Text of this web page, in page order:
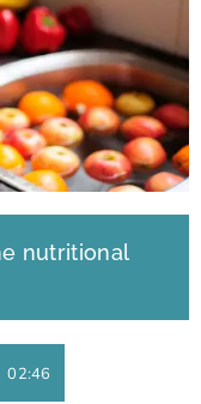
nutritional
02:46